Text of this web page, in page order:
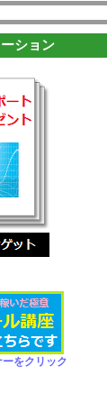
ション
をクリック